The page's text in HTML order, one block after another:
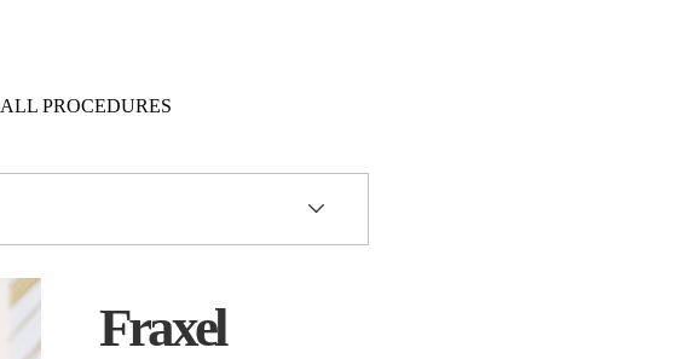
ALL PROCEDURES
Fraxel